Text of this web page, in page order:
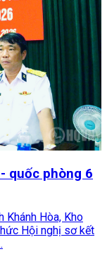
quốc phòng 6
Khánh Hòa, Kho
Hội nghị sơ kết